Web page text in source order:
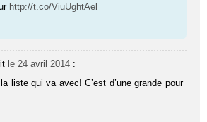
http://t.co/ViuUghtAel
le 24 avril 2014 :
liste qui va avec! C’est d’une grande pour